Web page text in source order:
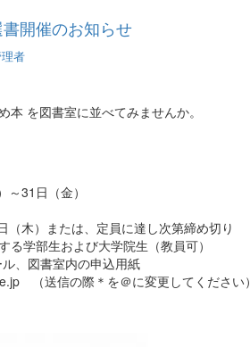
書開催のお知らせ
者
を図書室に並べてみませんか。
31日（金）
または、定員に達し次第締め切り
学部生および大学院生（教員可）
、図書室内の申込用紙
（送信の際＊を＠に変更してください）